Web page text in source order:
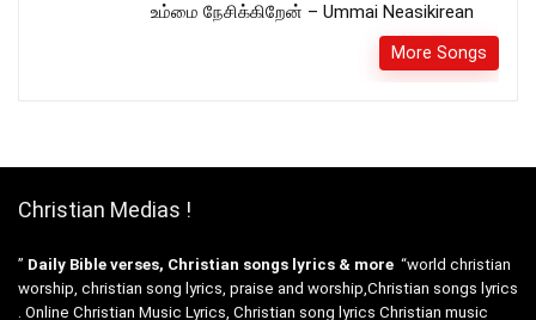
உம்மை நேசிக்கிறேன் – Ummai Neasikirean
More Songs
Christian Medias !
” Daily Bible verses, Christian songs lyrics & more “world christian
worship, christian song lyrics, praise and worship,Christian songs lyrics
. Online Christian Music Lyrics, Christian song lyrics Christian music